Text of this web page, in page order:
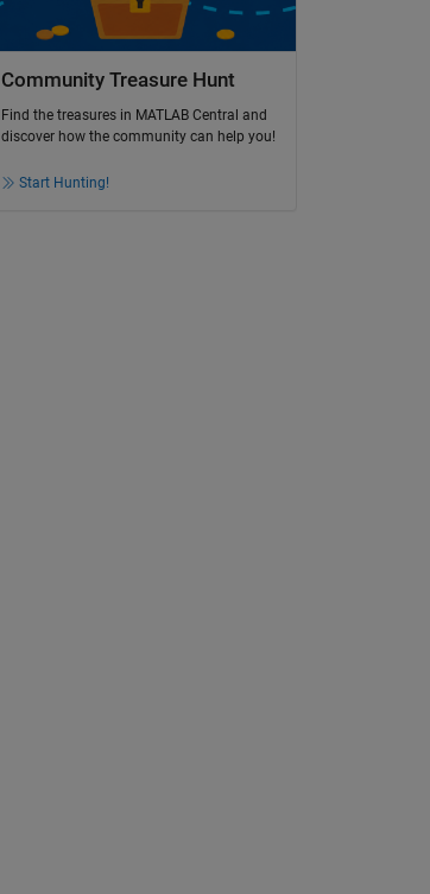
Community Treasure Hunt
Find the treasures in MATLAB Central and
discover how the community can help you!
Start Hunting!